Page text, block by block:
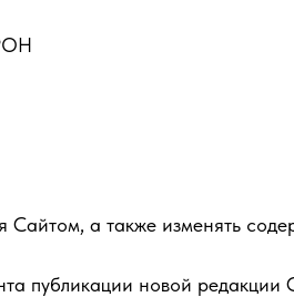
Сайтом, а также изменять
публикации новой